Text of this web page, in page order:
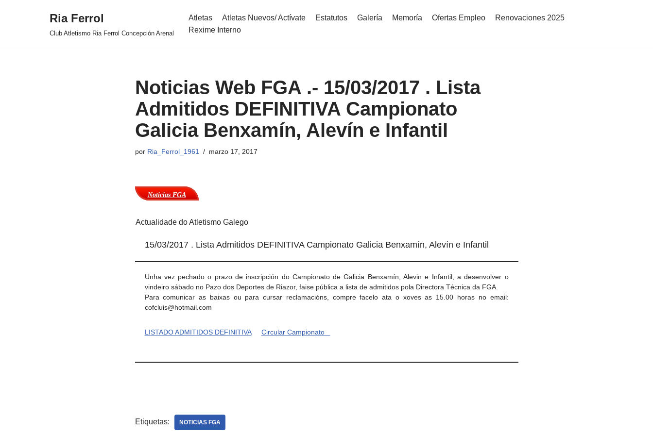
Ria Ferrol
Club Atletismo Ria Ferrol Concepción Arenal
Atletas Atletas Nuevos/ Actívate Estatutos Galería Memoría Ofertas Empleo
Renovaciones 2025
Rexime Interno
Noticias Web FGA .- 15/03/2017 . Lista
Admitidos DEFINITIVA Campionato
Galicia Benxamín, Alevín e Infantil
por Ria_Ferrol_1961 marzo 17, 2017
Noticias FGA
Actualidade do Atletismo Galego
15/03/2017 . Lista Admitidos DEFINITIVA Campionato Galicia Benxamín, Alevín e Infantil
Unha vez pechado o prazo de inscripción do Campionato de Galicia Benxamín, Alevin e Infantil, a desenvolver o
vindeiro sábado no Pazo dos Deportes de Riazor, faise pública a lista de admitidos pola Directora Técnica da FGA.
Para comunicar as baixas ou para cursar reclamacións, compre facelo ata o xoves as 15.00 horas no email:
cofcluis@hotmail.com
LISTADO ADMITIDOS DEFINITIVA Circular Campionato
Etiquetas: NOTICIAS FGA